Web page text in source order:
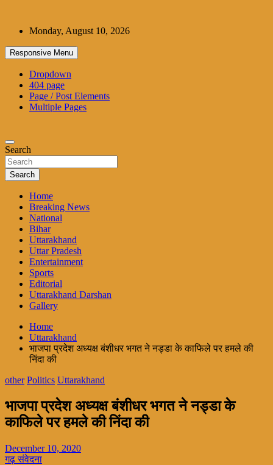
contentMonday, August 10, 2026
Responsive Menu
Dropdown
404 page
Page / Post Elements
Multiple Pages
Search
Search
Home
Breaking News
National
Bihar
Uttarakhand
Uttar Pradesh
Entertainment
Sports
Editorial
Uttarakhand Darshan
Gallery
Home
Uttarakhand
भाजपा प्रदेश अध्यक्ष बंशीधर भगत ने नड्डा के काफिले पर हमले की
निंदा की
other Politics Uttarakhand
भाजपा प्रदेश अध्यक्ष बंशीधर भगत ने नड्डा के
काफिले पर हमले की निंदा की
December 10, 2020
गढ़ संवेदना